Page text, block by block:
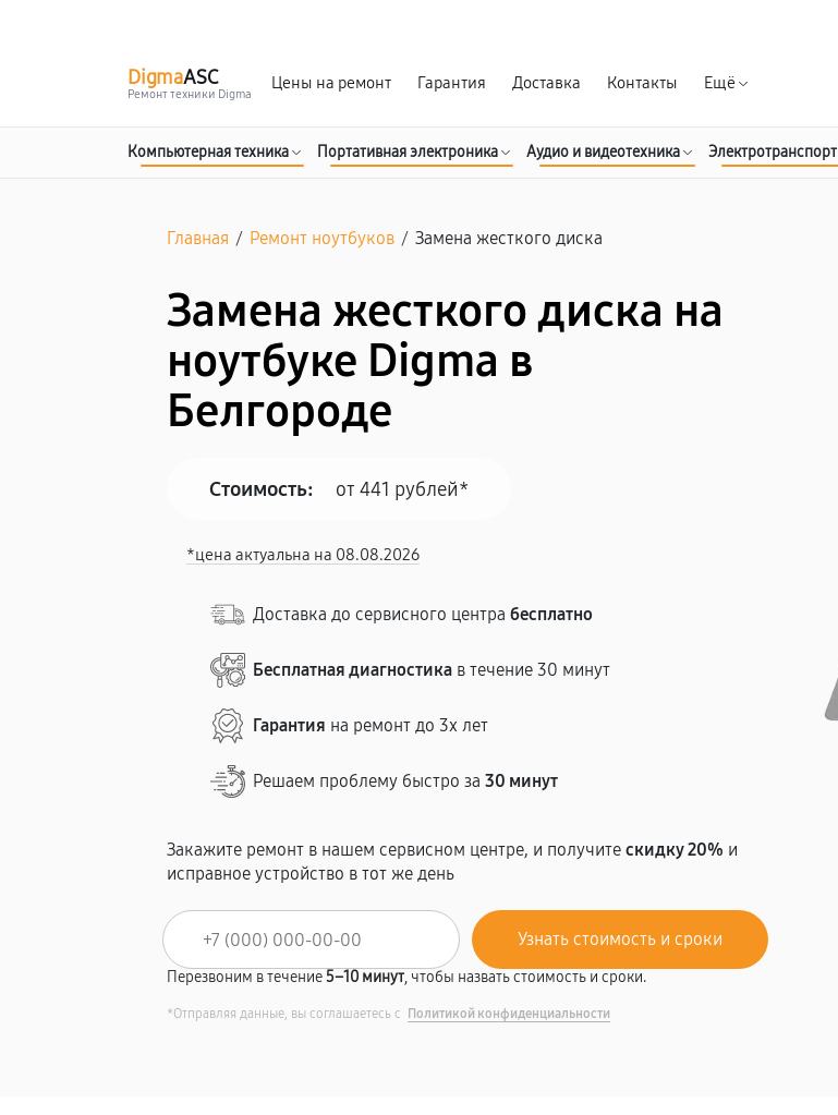
DigmaASC
Ремонт техники Digma
Цены на ремонт Гарантия Доставка Контакты Ещё
Компьютерная техника Портативная электроника Аудио и видеотехника Электротранспорт
Главная / Ремонт ноутбуков / Замена жесткого диска
Замена жесткого диска на
ноутбуке Digma в
Белгороде
Стоимость: от 441 рублей*
*цена актуальна на 08.08.2026
Доставка до сервисного центрабесплатно
Бесплатная диагностика в течение 30 минут
Гарантия на ремонт до 3х лет
Решаем проблему быстро за30 минут
Закажите ремонт в нашем сервисном центре, и получитескидку 20% и
исправное устройство в тот же день
Перезвоним в течение5–10 минут, чтобы назвать стоимость и сроки.
*Отправляя данные, вы соглашаетесь с Политикой конфиденциальности